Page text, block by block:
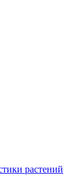
растений